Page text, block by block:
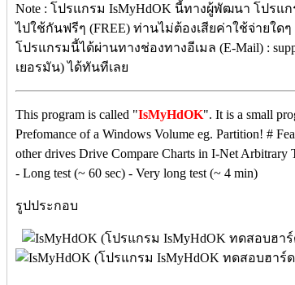
Note : โปรแกรม IsMyHdOK นี้ทางผู้พัฒนา โปรแก
ไปใช้กันฟรีๆ (FREE) ท่านไม่ต้องเสียค่าใช้จ่ายใ
โปรแกรมนี้ได้ผ่านทางช่องทางอีเมล (E-Mail) :
เยอรมัน) ได้ทันทีเลย
This program is called "IsMyHdOK". It is a small
Prefomance of a Windows Volume eg. Partition! #
other drives Drive Compare Charts in I-Net Arbitrary
- Long test (~ 60 sec) - Very long test (~ 4 min)
รูปประกอบ